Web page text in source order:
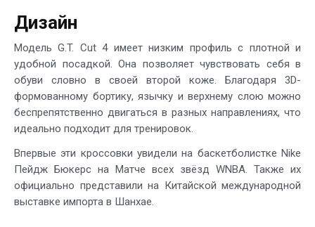
Дизайн
Модель G.T. Cut 4 имеет низким профиль с плотной и
удобной посадкой. Она позволяет чувствовать себя в
обуви словно в своей второй коже. Благодаря 3D-
формованному бортику, язычку и верхнему слою можно
беспрепятственно двигаться в разных направлениях, что
идеально подходит для тренировок.
Впервые эти кроссовки увидели на баскетболистке Nike
Пейдж Бюкерс на Матче всех звёзд WNBA. Также их
официально представили на Китайской международной
выставке импорта в Шанхае.